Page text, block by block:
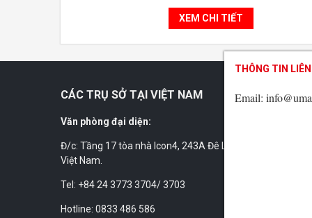
XEM CHI TIẾT
THÔNG TIN
Email:
THÔNG TIN
Email:
THÔNG TIN
Email:
CÁC TRỤ SỞ TẠI VIỆT NAM
Văn phòng đại diện:
Đ/c: Tầng 17 tòa nhà Icon4, 243A Đê La Thành, Láng, Hà
Việt Nam.
Tel: +84 24 3773 3704/ 3703
Hotline: 0833 486 586